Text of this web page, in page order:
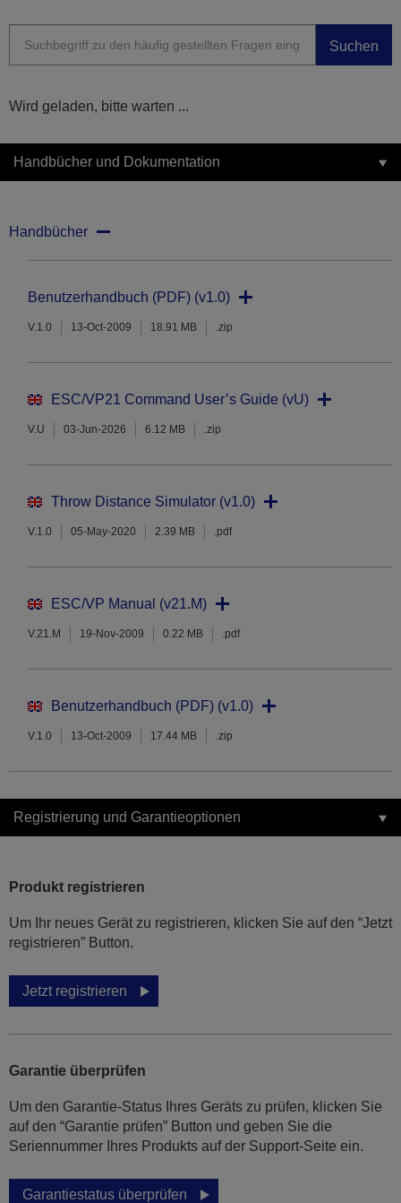
Suchen
Wird geladen, bitte warten ...
Handbücher und Dokumentation
Handbücher
Benutzerhandbuch (PDF) (v1.0)
V.1.0 13-Oct-2009 18.91 MB .zip
ESC/VP21 Command User’s Guide (vU)
V.U 03-Jun-2026 6.12 MB .zip
Throw Distance Simulator (v1.0)
V.1.0 05-May-2020 2.39 MB .pdf
ESC/VP Manual (v21.M)
V.21.M 19-Nov-2009 0.22 MB .pdf
Benutzerhandbuch (PDF) (v1.0)
V.1.0 13-Oct-2009 17.44 MB .zip
Registrierung und Garantieoptionen
Produkt registrieren
Um Ihr neues Gerät zu registrieren, klicken Sie auf den “Jetzt
registrieren” Button.
Jetzt registrieren
Garantie überprüfen
Um den Garantie-Status Ihres Geräts zu prüfen, klicken Sie
auf den “Garantie prüfen” Button und geben Sie die
Seriennummer Ihres Produkts auf der Support-Seite ein.
Garantiestatus überprüfen